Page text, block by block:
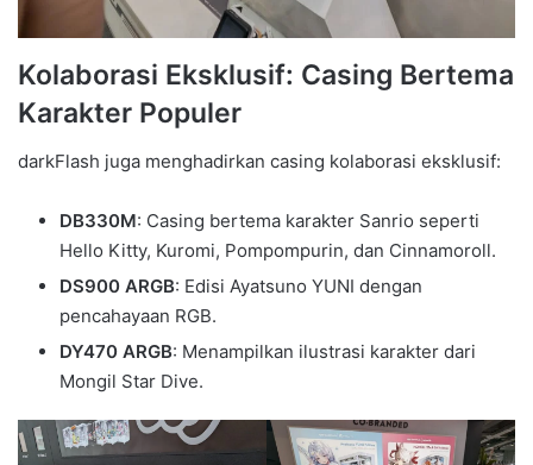
Kolaborasi Eksklusif: Casing Bertema
Karakter Populer
darkFlash juga menghadirkan casing kolaborasi eksklusif:
DB330M: Casing bertema karakter Sanrio seperti
Hello Kitty, Kuromi, Pompompurin, dan Cinnamoroll.
DS900 ARGB: Edisi Ayatsuno YUNI dengan
pencahayaan RGB.
DY470 ARGB: Menampilkan ilustrasi karakter dari
Mongil Star Dive.